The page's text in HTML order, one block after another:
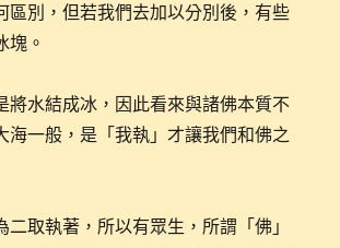
區別，但若我們去加以分別後，有些
塊。
將水結成冰，因此看來與諸佛本質不
海一般，是「我執」才讓我們和佛之
二取執著，所以有眾生，所謂「佛」